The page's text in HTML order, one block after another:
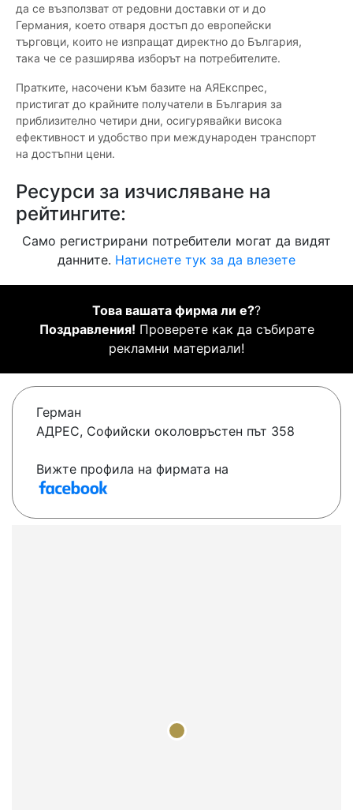
да се възползват от редовни доставки от и до
Германия, което отваря достъп до европейски
търговци, които не изпращат директно до България,
така че се разширява изборът на потребителите.
Пратките, насочени към базите на АЯЕкспрес,
пристигат до крайните получатели в България за
приблизително четири дни, осигурявайки висока
ефективност и удобство при международен транспорт
на достъпни цени.
Ресурси за изчисляване на
рейтингите:
Само регистрирани потребители могат да видят
данните. Натиснете тук за да влезете
Това вашата фирма ли е??
Поздравления! Проверете как да събирате
рекламни материали!
Герман
АДРЕС, Софийски околовръстен път 358
Вижте профила на фирмата на